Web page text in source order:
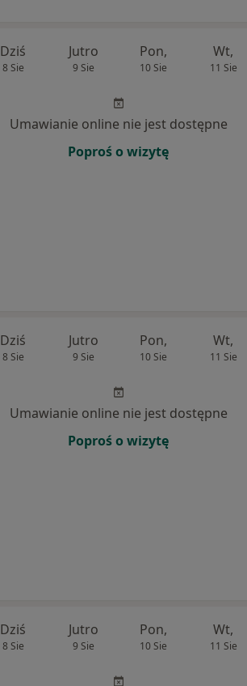
Dziś
8 Sie
Jutro
9 Sie
Pon,
10 Sie
Wt,
11 Sie
Umawianie online nie jest dostępne
Poproś o wizytę
Dziś
8 Sie
Jutro
9 Sie
Pon,
10 Sie
Wt,
11 Sie
Umawianie online nie jest dostępne
Poproś o wizytę
Dziś
8 Sie
Jutro
9 Sie
Pon,
10 Sie
Wt,
11 Sie